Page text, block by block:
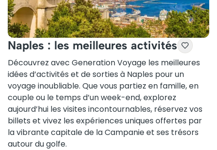
Naples : les meilleures activités
Découvrez avec Generation Voyage les meilleures
idées d’activités et de sorties à Naples pour un
voyage inoubliable. Que vous partiez en famille, en
couple ou le temps d’un week-end, explorez
aujourd’hui les visites incontournables, réservez vos
billets et vivez les expériences uniques offertes par
la vibrante capitale de la Campanie et ses trésors
autour du golfe.